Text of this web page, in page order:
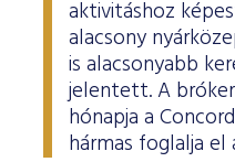
aktivitáshoz
alacsony
is alacsonyabb
jelentett. A
hónapja a
hármas foglalja